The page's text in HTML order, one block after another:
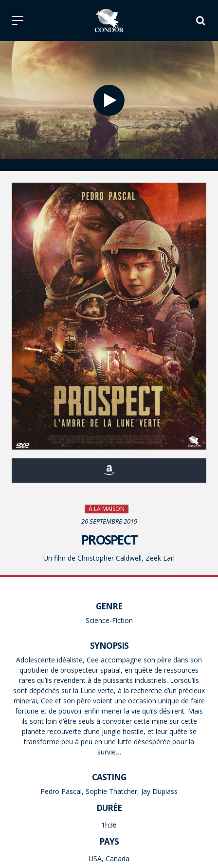
À LA MAISON
20 SEPTEMBRE 2019
PROSPECT
Un film de Christopher Caldwell, Zeek Earl
GENRE
Science-Fiction
SYNOPSIS
Adolescente idéaliste, Cee accompagne son père dans son
quotidien de prospecteur spatial, en quête de ressources
rares qu’ils revendent à de puissants industriels. Lorsqu’ils
sont dépêchés sur la Lune verte, à la recherche d’un précieux
minerai, Cee et son père voient une occasion unique de faire
fortune et de pouvoir enfin mener la vie qu’ils désirent. Mais
ils sont loin d’être seuls à convoiter cette mine sur cette
planète recouverte d’une jungle hostile, et leur quête se
transforme peu à peu en une lutte désespérée pour la
survie…
CASTING
Pedro Pascal, Sophie Thatcher, Jay Duplass
DURÉE
1h36
PAYS
USA, Canada